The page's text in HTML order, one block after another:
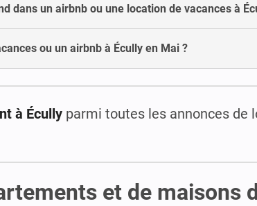
dans un airbnb ou une location de vacances à
ou un airbnb à Écully en Mai ?
à Écully parmi toutes les annonces de
et de maisons